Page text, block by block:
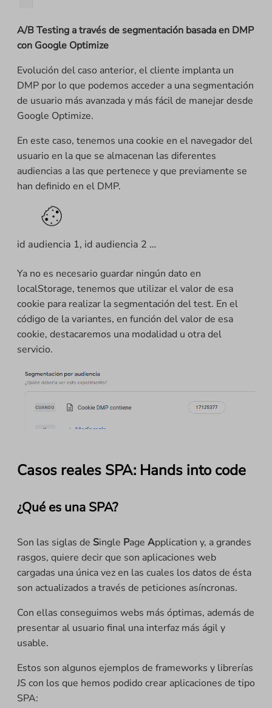
A/B Testing a través de segmentación basada en DMP
con Google Optimize
Evolución del caso anterior, el cliente implanta un
DMP por lo que podemos acceder a una segmentación
de usuario más avanzada y más fácil de manejar desde
Google Optimize.
En este caso, tenemos una cookie en el navegador del
usuario en la que se almacenan las diferentes
audiencias a las que pertenece y que previamente se
han definido en el DMP.
id audiencia 1, id audiencia 2 …
Ya no es necesario guardar ningún dato en
localStorage, tenemos que utilizar el valor de esa
cookie para realizar la segmentación del test. En el
código de la variantes, en función del valor de esa
cookie, destacaremos una modalidad u otra del
servicio.
Casos reales SPA: Hands into code
¿Qué es una SPA?
Son las siglas de Single Page Application y, a grandes
rasgos, quiere decir que son aplicaciones web
cargadas una única vez en las cuales los datos de ésta
son actualizados a través de peticiones asíncronas.
Con ellas conseguimos webs más óptimas, además de
presentar al usuario final una interfaz más ágil y
usable.
Estos son algunos ejemplos de frameworks y librerías
JS con los que hemos podido crear aplicaciones de tipo
SPA: